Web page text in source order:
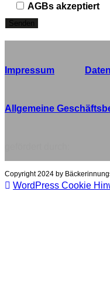
AGBs akzeptiert
Impressum
Allgemeine
Copyright 2024 by
WordPress Cookie